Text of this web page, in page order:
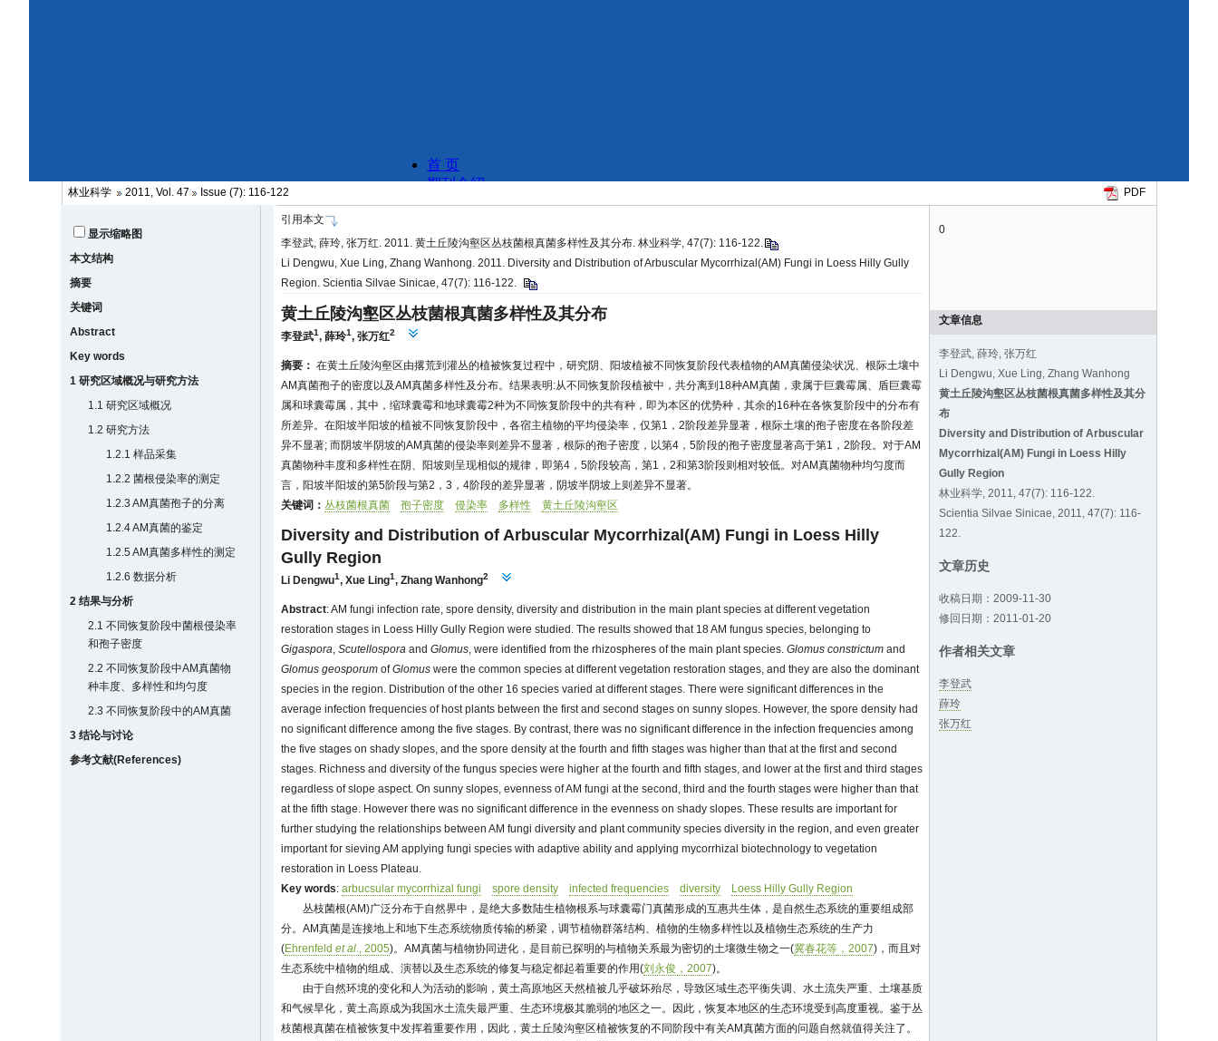
林业科学 2011, Vol. 47 Issue (7): 116-122 PDF
显示缩略图
本文结构
摘要
关键词
Abstract
Key words
1 研究区域概况与研究方法
1.1 研究区域概况
1.2 研究方法
1.2.1 样品采集
1.2.2 菌根侵染率的测定
1.2.3 AM真菌孢子的分离
1.2.4 AM真菌的鉴定
1.2.5 AM真菌多样性的测定
1.2.6 数据分析
2 结果与分析
2.1 不同恢复阶段中菌根侵染率
和孢子密度
2.2 不同恢复阶段中AM真菌物
种丰度、多样性和均匀度
2.3 不同恢复阶段中的AM真菌
3 结论与讨论
参考文献(References)
0
文章信息
李登武, 薛玲, 张万红
Li Dengwu, Xue Ling, Zhang Wanhong
黄土丘陵沟壑区丛枝菌根真菌多样性及其分
布
Diversity and Distribution of Arbuscular
Mycorrhizal(AM) Fungi in Loess Hilly
Gully Region
林业科学, 2011, 47(7): 116-122.
Scientia Silvae Sinicae, 2011, 47(7): 116-
122.
文章历史
收稿日期：2009-11-30
修回日期：2011-01-20
作者相关文章
李登武
薛玲
张万红
引用本文
李登武, 薛玲, 张万红. 2011. 黄土丘陵沟壑区丛枝菌根真菌多样性及其分布. 林业科学, 47(7): 116-122.
Li Dengwu, Xue Ling, Zhang Wanhong. 2011. Diversity and Distribution of Arbuscular Mycorrhizal(AM) Fungi in Loess Hilly Gully
Region. Scientia Silvae Sinicae, 47(7): 116-122.
黄土丘陵沟壑区丛枝菌根真菌多样性及其分布
李登武1 ,薛玲1 ,张万红2
摘要： 在黄土丘陵沟壑区由撂荒到灌丛的植被恢复过程中，研究阴、阳坡植被不同恢复阶段代表植物的AM真菌侵染状况、根际土壤中
AM真菌孢子的密度以及AM真菌多样性及分布。结果表明:从不同恢复阶段植被中，共分离到18种AM真菌，隶属于巨囊霉属、盾巨囊霉
属和球囊霉属，其中，缩球囊霉和地球囊霉2种为不同恢复阶段中的共有种，即为本区的优势种，其余的16种在各恢复阶段中的分布有
所差异。在阳坡半阳坡的植被不同恢复阶段中，各宿主植物的平均侵染率，仅第1，2阶段差异显著，根际土壤的孢子密度在各阶段差
异不显著; 而阴坡半阴坡的AM真菌的侵染率则差异不显著，根际的孢子密度，以第4，5阶段的孢子密度显著高于第1，2阶段。对于AM
真菌物种丰度和多样性在阴、阳坡则呈现相似的规律，即第4，5阶段较高，第1，2和第3阶段则相对较低。对AM真菌物种均匀度而
言，阳坡半阳坡的第5阶段与第2，3，4阶段的差异显著，阴坡半阴坡上则差异不显著。
关键词：丛枝菌根真菌 孢子密度 侵染率 多样性 黄土丘陵沟壑区
Diversity and Distribution of Arbuscular Mycorrhizal(AM) Fungi in Loess Hilly
Gully Region
Li Dengwu1 ,Xue Ling1 ,Zhang Wanhong2
Abstract: AM fungi infection rate, spore density, diversity and distribution in the main plant species at different vegetation
restoration stages in Loess Hilly Gully Region were studied. The results showed that 18 AM fungus species, belonging to
Gigaspora,Scutellospora andGlomus, were identified from the rhizospheres of the main plant species.Glomus constrictum and
Glomus geosporum ofGlomus were the common species at different vegetation restoration stages, and they are also the dominant
species in the region. Distribution of the other 16 species varied at different stages. There were significant differences in the
average infection frequencies of host plants between the first and second stages on sunny slopes. However, the spore density had
no significant difference among the five stages. By contrast, there was no significant difference in the infection frequencies among
the five stages on shady slopes, and the spore density at the fourth and fifth stages was higher than that at the first and second
stages. Richness and diversity of the fungus species were higher at the fourth and fifth stages, and lower at the first and third stages
regardless of slope aspect. On sunny slopes, evenness of AM fungi at the second, third and the fourth stages were higher than that
at the fifth stage. However there was no significant difference in the evenness on shady slopes. These results are important for
further studying the relationships between AM fungi diversity and plant community species diversity in the region, and even greater
important for sieving AM applying fungi species with adaptive ability and applying mycorrhizal biotechnology to vegetation
restoration in Loess Plateau.
Key words:arbucsular mycorrhizal fungi spore density infected frequencies diversity
Loess Hilly Gully Region
丛枝菌根(AM)广泛分布于自然界中，是绝大多数陆生植物根系与球囊霉门真菌形成的互惠共生体，是自然生态系统的重要组成部
分。AM真菌是连接地上和地下生态系统物质传输的桥梁，调节植物群落结构、植物的生物多样性以及植物生态系统的生产力
(Ehrenfeldet al., 2005)。AM真菌与植物协同进化，是目前已探明的与植物关系最为密切的土壤微生物之一(冀春花等，2007)，而且对
生态系统中植物的组成、演替以及生态系统的修复与稳定都起着重要的作用(刘永俊，2007)。
由于自然环境的变化和人为活动的影响，黄土高原地区天然植被几乎破坏殆尽，导致区域生态平衡失调、水土流失严重、土壤基质
和气候旱化，黄土高原成为我国水土流失最严重、生态环境极其脆弱的地区之一。因此，恢复本地区的生态环境受到高度重视。鉴于丛
枝菌根真菌在植被恢复中发挥着重要作用，因此，黄土丘陵沟壑区植被恢复的不同阶段中有关AM真菌方面的问题自然就值得关注了。